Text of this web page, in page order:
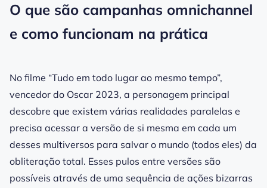
O que são campanhas omnichannel
e como funcionam na prática
No filme “Tudo em todo lugar ao mesmo tempo”,
vencedor do Oscar 2023, a personagem principal
descobre que existem várias realidades paralelas e
precisa acessar a versão de si mesma em cada um
desses multiversos para salvar o mundo (todos eles) da
obliteração total. Esses pulos entre versões são
possíveis através de uma sequência de ações bizarras